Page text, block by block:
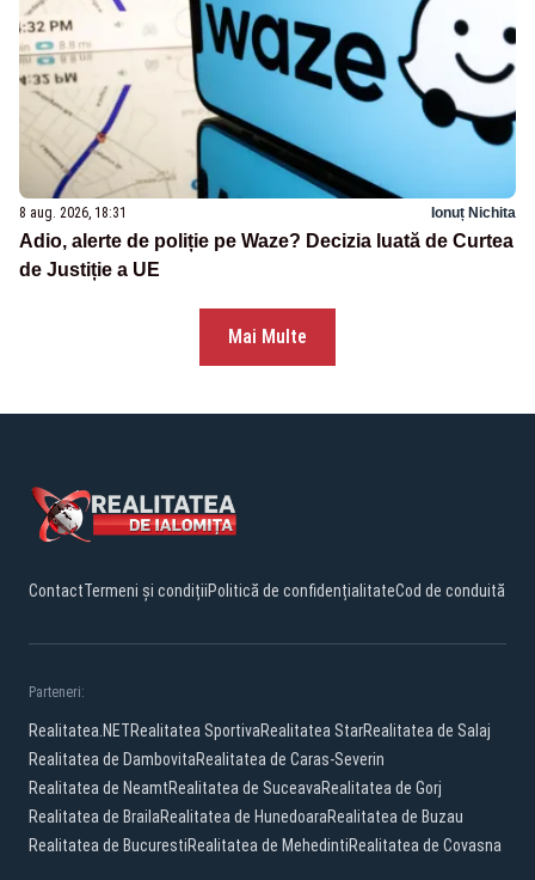
8 aug. 2026, 18:31 Ionuț Nichita
Adio, alerte de poliție pe Waze? Decizia luată de Curtea
de Justiție a UE
Mai Multe
ContactTermeni și condițiiPolitică de confidențialitateCod de conduită
Parteneri:
Realitatea.NETRealitatea SportivaRealitatea StarRealitatea de Salaj
Realitatea de DambovitaRealitatea de Caras-Severin
Realitatea de NeamtRealitatea de SuceavaRealitatea de Gorj
Realitatea de BrailaRealitatea de HunedoaraRealitatea de Buzau
Realitatea de BucurestiRealitatea de MehedintiRealitatea de Covasna